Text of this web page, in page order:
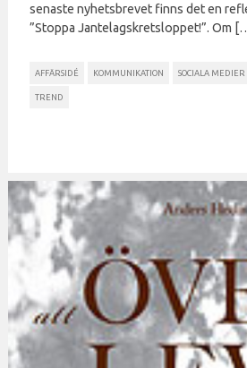
senaste nyhetsbrevet finns det en
”Stoppa Jantelagskretsloppet!”. Om
AFFÄRSIDÉ KOMMUNIKATION SOCIALA MEDIER
TREND